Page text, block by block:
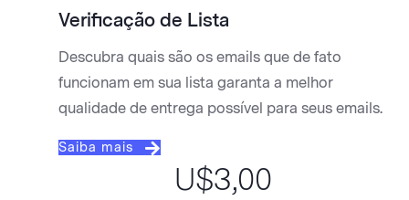
Verificação de Lista
Descubra quais são os emails que de fato
funcionam em sua lista garanta a melhor
qualidade de entrega possível para seus emails.
Saiba mais
U$3,00